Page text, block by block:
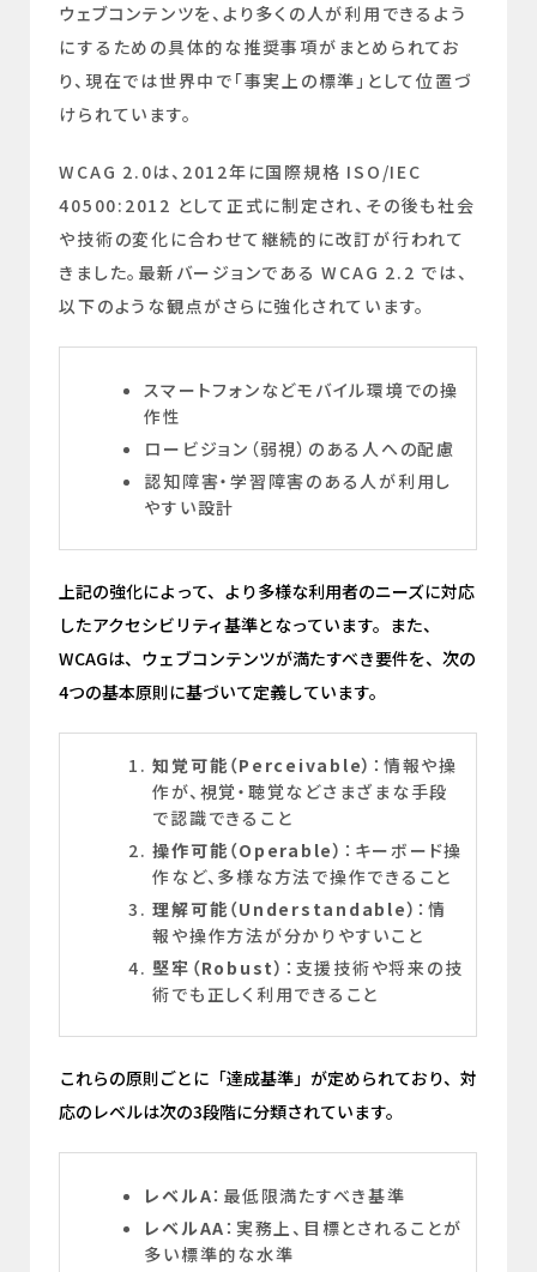
ウェブコンテンツを、より多くの人が利用できるよう
にするための具体的な推奨事項がまとめられてお
り、現在では世界中で「事実上の標準」として位置づ
けられています。
WCAG 2.0は、2012年に国際規格 ISO/IEC
40500:2012 として正式に制定され、その後も社会
や技術の変化に合わせて継続的に改訂が行われて
きました。最新バージョンである WCAG 2.2 では、
以下のような観点がさらに強化されています。
スマートフォンなどモバイル環境での操
作性
ロービジョン（弱視）のある人への配慮
認知障害・学習障害のある人が利用し
やすい設計
上記の強化によって、より多様な利用者のニーズに対応
したアクセシビリティ基準となっています。また、
WCAGは、ウェブコンテンツが満たすべき要件を、次の
4つの基本原則に基づいて定義しています。
知覚可能（Perceivable） ：情報や操
作が、視覚・聴覚などさまざまな手段
で認識できること
操作可能（Operable） ：キーボード操
作など、多様な方法で操作できること
理解可能（Understandable） ：情
報や操作方法が分かりやすいこと
堅牢（Robust） ：支援技術や将来の技
術でも正しく利用できること
これらの原則ごとに「達成基準」が定められており、対
応のレベルは次の3段階に分類されています。
レベルA：最低限満たすべき基準
レベルAA ：実務上、目標とされることが
多い標準的な水準